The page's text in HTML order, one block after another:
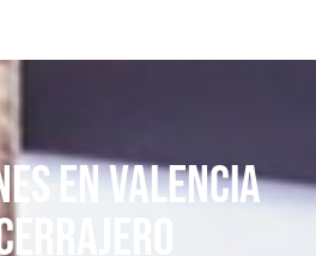
en Valencia